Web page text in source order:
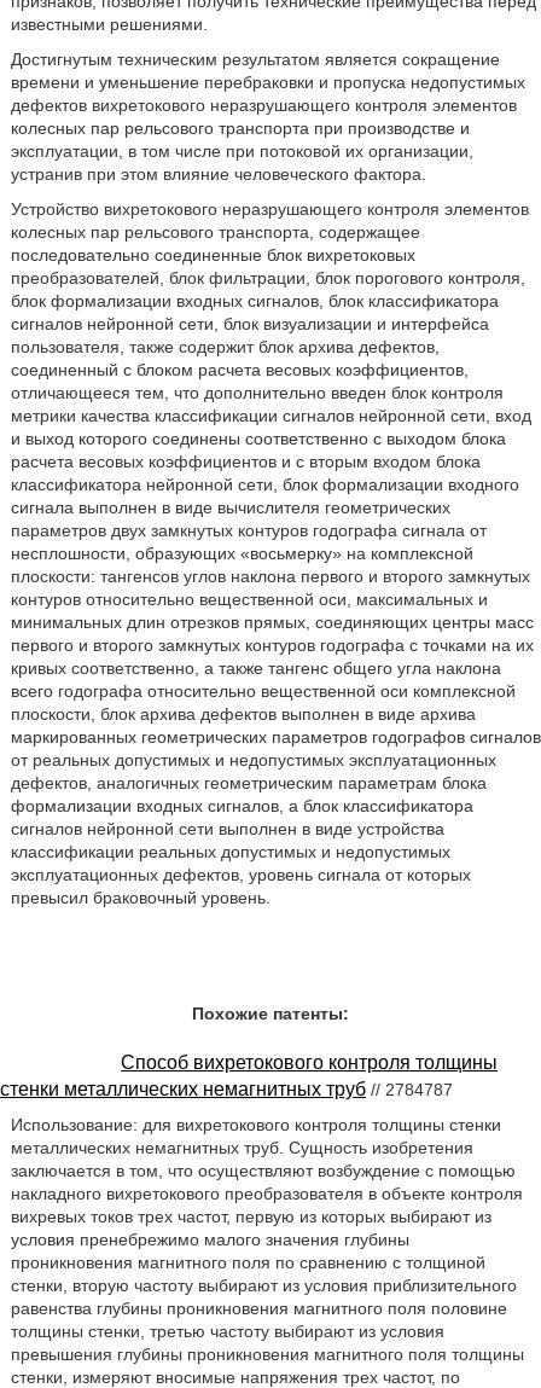
известными решениями.
Достигнутым техническим результатом является сокращение
времени и уменьшение перебраковки и пропуска недопустимых
дефектов вихретокового неразрушающего контроля элементов
колесных пар рельсового транспорта при производстве и
эксплуатации, в том числе при потоковой их организации,
устранив при этом влияние человеческого фактора.
Устройство вихретокового неразрушающего контроля элементов
колесных пар рельсового транспорта, содержащее
последовательно соединенные блок вихретоковых
преобразователей, блок фильтрации, блок порогового контроля,
блок формализации входных сигналов, блок классификатора
сигналов нейронной сети, блок визуализации и интерфейса
пользователя, также содержит блок архива дефектов,
соединенный с блоком расчета весовых коэффициентов,
отличающееся тем, что дополнительно введен блок контроля
метрики качества классификации сигналов нейронной сети, вход
и выход которого соединены соответственно с выходом блока
расчета весовых коэффициентов и с вторым входом блока
классификатора нейронной сети, блок формализации входного
сигнала выполнен в виде вычислителя геометрических
параметров двух замкнутых контуров годографа сигнала от
несплошности, образующих «восьмерку» на комплексной
плоскости: тангенсов углов наклона первого и второго замкнутых
контуров относительно вещественной оси, максимальных и
минимальных длин отрезков прямых, соединяющих центры масс
первого и второго замкнутых контуров годографа с точками на их
кривых соответственно, а также тангенс общего угла наклона
всего годографа относительно вещественной оси комплексной
плоскости, блок архива дефектов выполнен в виде архива
маркированных геометрических параметров годографов сигналов
от реальных допустимых и недопустимых эксплуатационных
дефектов, аналогичных геометрическим параметрам блока
формализации входных сигналов, а блок классификатора
сигналов нейронной сети выполнен в виде устройства
классификации реальных допустимых и недопустимых
эксплуатационных дефектов, уровень сигнала от которых
превысил браковочный уровень.
Похожие патенты:
Способ вихретокового контроля толщины
стенки металлических немагнитных труб // 2784787
Использование: для вихретокового контроля толщины стенки
металлических немагнитных труб. Сущность изобретения
заключается в том, что осуществляют возбуждение с помощью
накладного вихретокового преобразователя в объекте контроля
вихревых токов трех частот, первую из которых выбирают из
условия пренебрежимо малого значения глубины
проникновения магнитного поля по сравнению с толщиной
стенки, вторую частоту выбирают из условия приблизительного
равенства глубины проникновения магнитного поля половине
толщины стенки, третью частоту выбирают из условия
превышения глубины проникновения магнитного поля толщины
стенки, измеряют вносимые напряжения трех частот, по